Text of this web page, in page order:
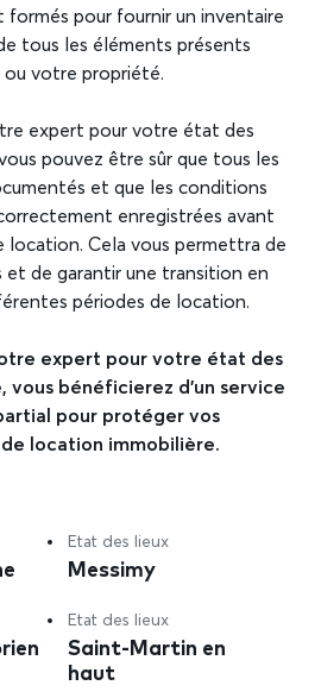
pour fournir un inventaire
tous les éléments présents
votre propriété.
expert pour votre état des
pouvez être sûr que tous les
et que les conditions
enregistrées avant
location. Cela vous permettra de
de garantir une transition en
périodes de location.
expert pour votre état des
vous bénéficierez d’un service
pour protéger vos
location immobilière.
Etat des lieux
Messimy
Etat des lieux
Saint-Martin en
haut